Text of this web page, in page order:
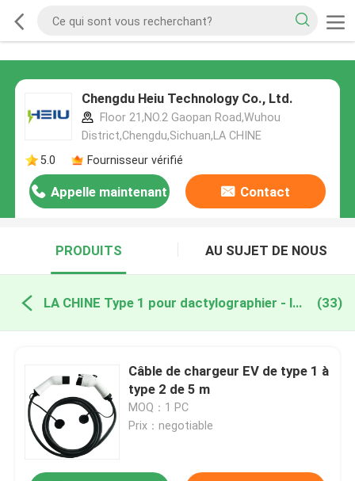
Chengdu Heiu Technology Co., Ltd.
Floor 21,NO.2 Gaopan Road,Wuhou
District,Chengdu,Sichuan,LA CHINE
5.0
Fournisseur vérifié
Appelle maintenant Contact
PRODUITS AU SUJET DE NOUS
LA CHINE Type 1 pour dactylographier - le câble de 2 EV (33)
Câble de chargeur EV de type 1 à
type 2 de 5 m
MOQ：1 PC
Prix：negotiable